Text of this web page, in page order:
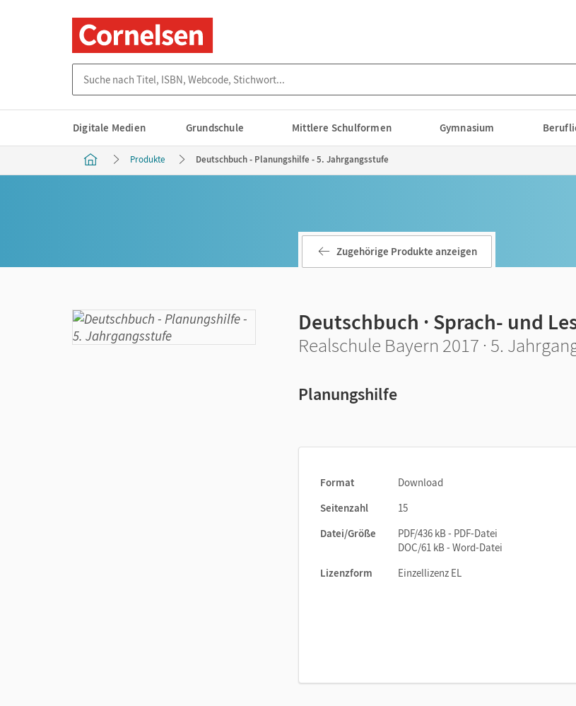
Digitale Medien Grundschule Mittlere Schulformen Gymnasium
Produkte Deutschbuch - Planungshilfe - 5. Jahrgangsstufe
Zugehörige Produkte anzeigen
Deutschbuch · Sprach- und
Realschule Bayern 2017 · 5.
Planungshilfe
Format
Download
Seitenzahl
15
Datei/Größe
PDF/436 kB - PDF-Datei
DOC/61 kB - Word-Datei
Lizenzform
Einzellizenz EL